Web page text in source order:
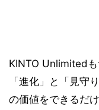
KINTO Unlimitedも
「進化」と「見守
の価値をできるだ